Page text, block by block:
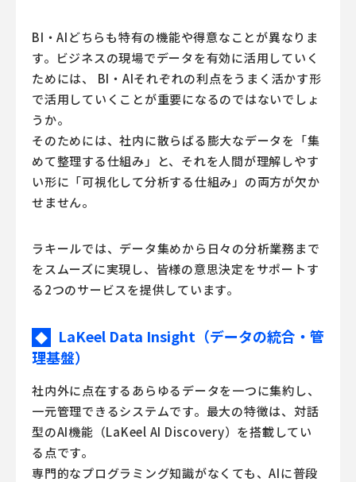
BI・AIどちらも特有の機能や得意なことが異なりま
す。ビジネスの現場でデータを有効に活用していく
ためには、 BI・AIそれぞれの利点をうまく活かす形
で活用していくことが重要になるのではないでしょ
うか。
そのためには、社内に散らばる膨大なデータを「集
めて整理する仕組み」と、それを人間が理解しやす
い形に「可視化して分析する仕組み」の両方が欠か
せません。
ラキールでは、データ集めから日々の分析業務まで
をスムーズに実現し、皆様の意思決定をサポートす
る2つのサービスを提供しています。
◆
LaKeel Data Insight（データの統合・管
理基盤）
社内外に点在するあらゆるデータを一つに集約し、
一元管理できるシステムです。最大の特徴は、対話
型のAI機能（LaKeel AI Discovery）を搭載してい
る点です。
専門的なプログラミング知識がなくても、AIに普段